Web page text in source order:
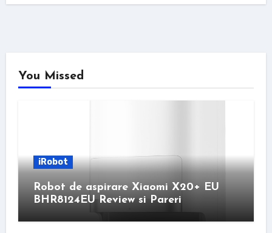
You Missed
iRobot
Robot de aspirare Xiaomi X20+ EU
BHR8124EU Review si Pareri